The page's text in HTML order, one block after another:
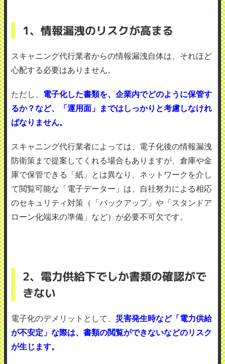
1、情報漏洩のリスクが高まる
スキャニング代行業者からの情報漏洩自体は、それほど
心配する必要はありません。
ただし、 電子化した書類を、企業内でどのように保管す
るか？など、「運用面」まではしっかりと考慮しなけれ
ばなりません。
スキャニング代行業者によっては、電子化後の情報漏洩
防衛策まで提案してくれる場合もありますが、倉庫や金
庫で保管できる「紙」とは異なり、ネットワークを介し
て閲覧可能な「電子データー」は、自社努力による相応
のセキュリティ対策（「バックアップ」や「スタンドア
ローン化端末の準備」など）が必要不可欠です。
2、電力供給下でしか書類の確認がで
きない
電子化のデメリットとして、 災害発生時など「電力供給
が不安定」な際は、書類の閲覧ができないなどのリスク
が生じます。